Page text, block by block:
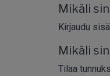
Mikäli
Kirjaudu
Mikäli
Tilaa